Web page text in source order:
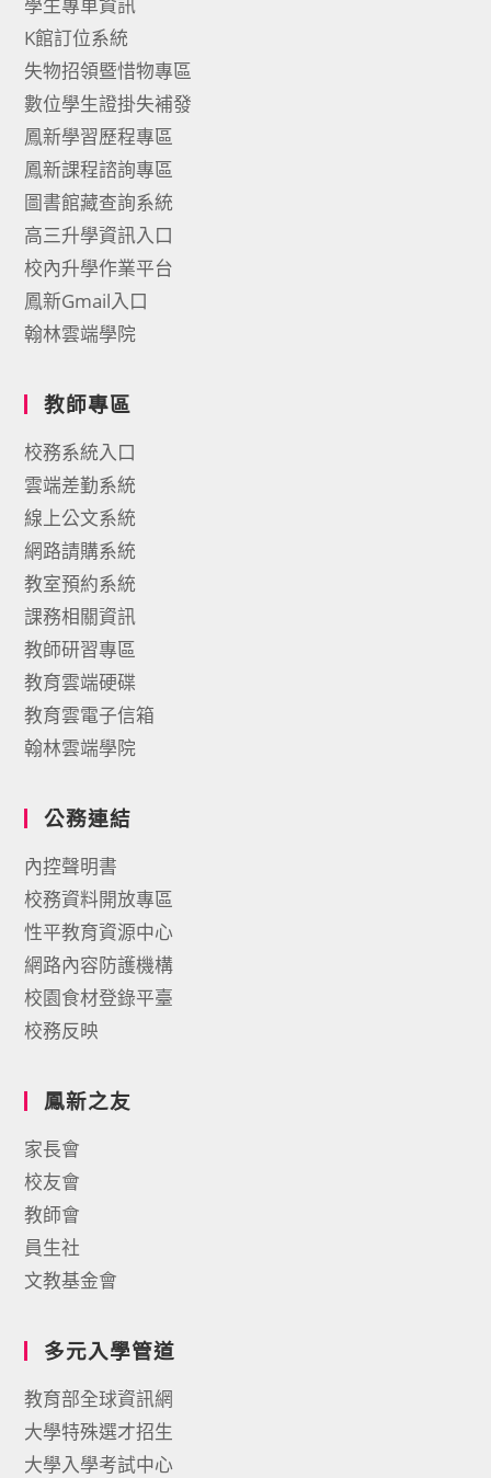
學生專車資訊
K館訂位系統
失物招領暨惜物專區
數位學生證掛失補發
鳳新學習歷程專區
鳳新課程諮詢專區
圖書館藏查詢系統
高三升學資訊入口
校內升學作業平台
鳳新Gmail入口
翰林雲端學院
教師專區
校務系統入口
雲端差勤系統
線上公文系統
網路請購系統
教室預約系統
課務相關資訊
教師研習專區
教育雲端硬碟
教育雲電子信箱
翰林雲端學院
公務連結
內控聲明書
校務資料開放專區
性平教育資源中心
網路內容防護機構
校園食材登錄平臺
校務反映
鳳新之友
家長會
校友會
教師會
員生社
文教基金會
多元入學管道
教育部全球資訊網
大學特殊選才招生
大學入學考試中心